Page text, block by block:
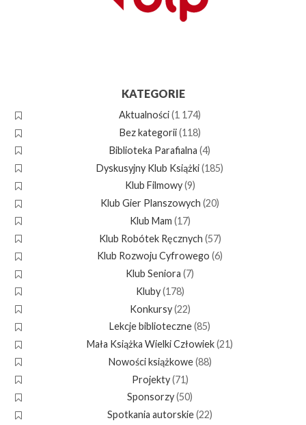
KATEGORIE
Aktualności(1 174)
Bez kategorii(118)
Biblioteka Parafialna (4)
Dyskusyjny Klub Książki(185)
Klub Filmowy(9)
Klub Gier Planszowych (20)
Klub Mam (17)
Klub Robótek Ręcznych (57)
Klub Rozwoju Cyfrowego (6)
Klub Seniora (7)
Kluby(178)
Konkursy(22)
Lekcje biblioteczne(85)
Mała Książka Wielki Człowiek(21)
Nowości książkowe(88)
Projekty(71)
Sponsorzy(50)
Spotkania autorskie(22)